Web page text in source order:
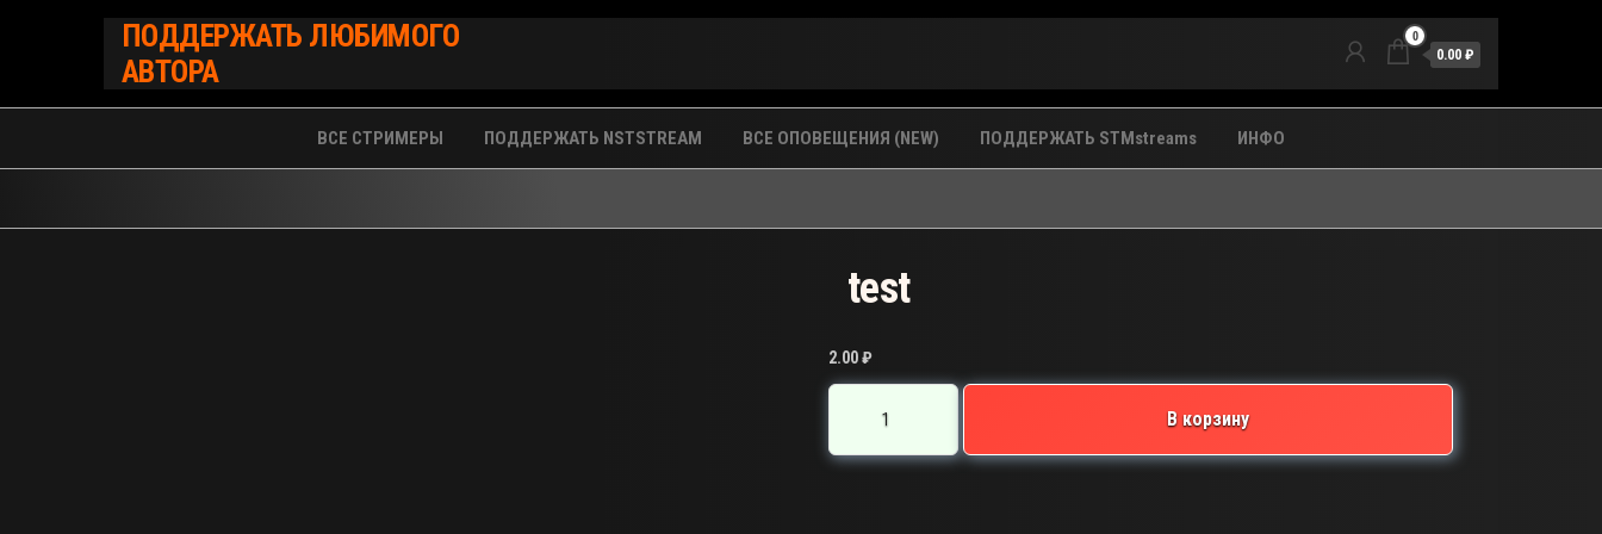
содержимому
ПОДДЕРЖАТЬ ЛЮБИМОГО
АВТОРА
0
0.00 ₽
ВСЕ СТРИМЕРЫ ПОДДЕРЖАТЬ NSTSTREAM ВСЕ ОПОВЕЩЕНИЯ (NEW) ПОДДЕРЖАТЬ STMstreams ИНФО
test
2.00₽
Количество
товара
test
В корзину